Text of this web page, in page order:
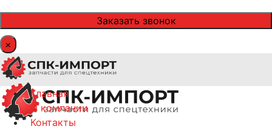
×
Главная
О компании
Контакты